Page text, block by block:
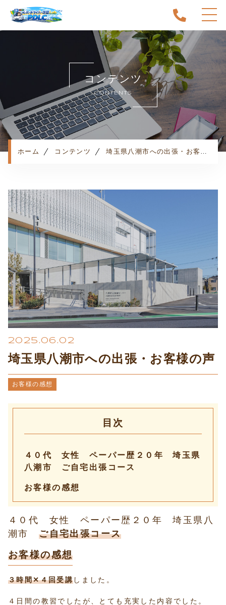
ホーム
当スクールについて
キャンペーン
料金表・コース
出張エリア
予約状況
コンテンツ
利用規約
プライバシーポリシー
コンテンツ
CONTENTS
ホーム コンテンツ 埼玉県八潮市への出張・お客様の声
2025.06.02
埼玉県八潮市への出張・お客様の声
お客様の感想
目次
４０代 女性 ペーパー歴２０年 埼玉県
八潮市 ご自宅出張コース
お客様の感想
４０代 女性 ペーパー歴２０年 埼玉県八
潮市ご自宅出張コース
お客様の感想
３時間✕４回受講しました。
４日間の教習でしたが、とても充実した内容でした。